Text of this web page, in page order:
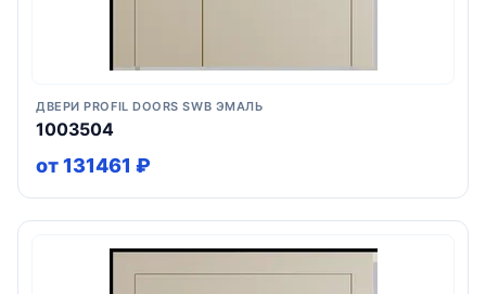
ДВЕРИ PROFIL DOORS SWB ЭМАЛЬ
1003504
от 131461 ₽